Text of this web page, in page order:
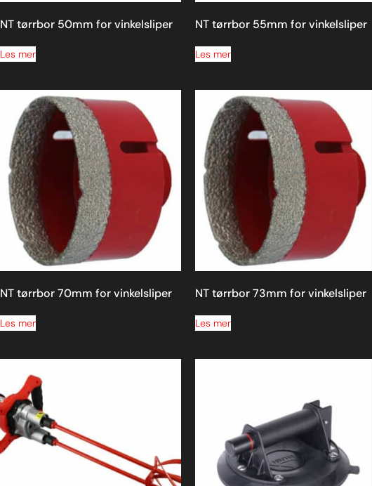
NT tørrbor 50mm for vinkelsliper
Les mer
NT tørrbor 55mm for vinkelsliper
Les mer
NT tørrbor 70mm for vinkelsliper
Les mer
NT tørrbor 73mm for vinkelsliper
Les mer